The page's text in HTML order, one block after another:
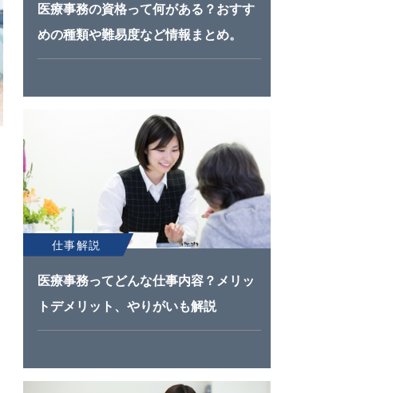
医療事務の資格って何がある？おすす
めの種類や難易度など情報まとめ。
仕事解説
医療事務ってどんな仕事内容？メリッ
トデメリット、やりがいも解説